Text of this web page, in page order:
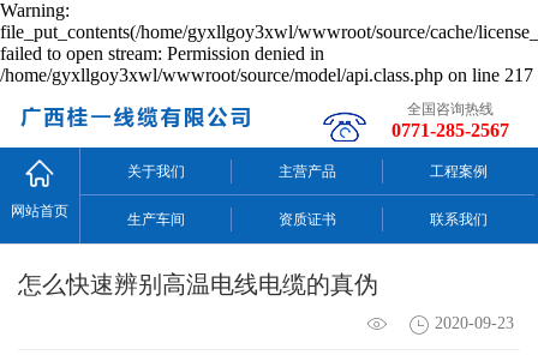
Warning:
file_put_contents(/home/gyxllgoy3xwl/wwwroot/source/cache/
failed to open stream: Permission denied in
/home/gyxllgoy3xwl/wwwroot/source/model/api.class.php on line 217
全国咨询热线
0771-285-2567
网站首页
关于我们 主营产品 工程案例
生产车间 资质证书 联系我们
怎么快速辨别高温电线电缆的真伪
2020-09-23